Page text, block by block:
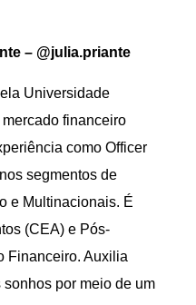
– @julia.priante
Universidade
financeiro
como Officer
segmentos de
e Multinacionais. É
(CEA) e Pós-
Financeiro. Auxilia
por meio de um